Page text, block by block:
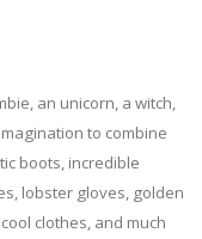
an unicorn, a witch,
to combine
boots, incredible
lobster gloves, golden
clothes, and much